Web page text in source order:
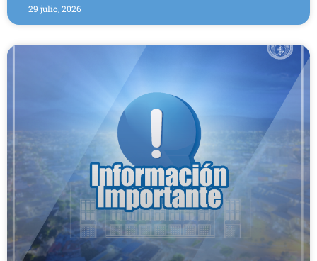
29 julio, 2026